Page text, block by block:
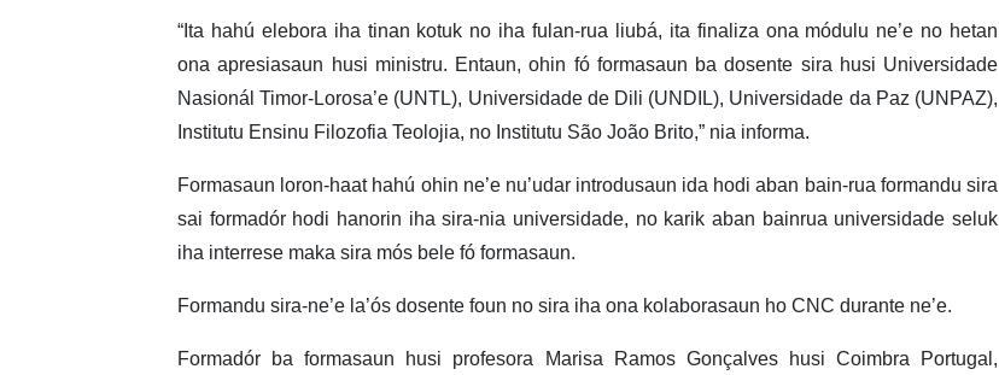
“Ita hahú elebora iha tinan kotuk no iha fulan-rua liubá, ita finaliza ona módulu ne’e no hetan
ona apresiasaun husi ministru. Entaun, ohin fó formasaun ba dosente sira husi Universidade
Nasionál Timor-Lorosa’e (UNTL), Universidade de Dili (UNDIL), Universidade da Paz (UNPAZ),
Institutu Ensinu Filozofia Teolojia, no Institutu São João Brito,” nia informa.
Formasaun loron-haat hahú ohin ne’e nu’udar introdusaun ida hodi aban bain-rua formandu sira
sai formadór hodi hanorin iha sira-nia universidade, no karik aban bainrua universidade seluk
iha interrese maka sira mós bele fó formasaun.
Formandu sira-ne’e la’ós dosente foun no sira iha ona kolaborasaun ho CNC durante ne’e.
Formadór ba formasaun husi profesora Marisa Ramos Gonçalves husi Coimbra Portugal,